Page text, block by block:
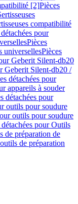
[2]Pièces
compatibilité
pour
Pièces
universellesPièces
Geberit Silent-db20
Geberit Silent-db20 /
détachées pour
appareils à souder
détachées pour
outils pour soudure
outils pour soudure
détachées pour Outils
de préparation de
de préparation